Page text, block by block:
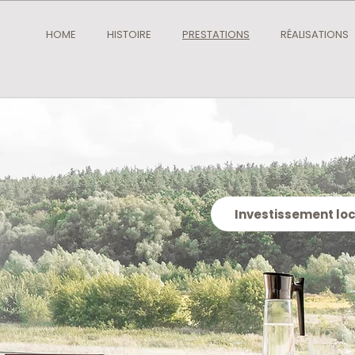
HOME HISTOIRE PRESTATIONS RÉALISATIONS
Investissement